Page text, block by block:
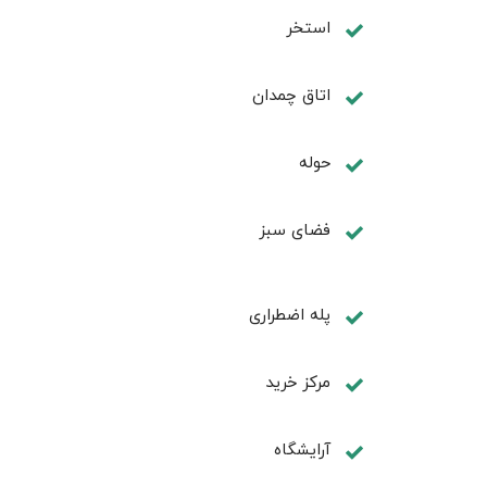
استخر
اتاق چمدان
حوله
فضای سبز
پله اضطراری
مرکز خرید
آرایشگاه